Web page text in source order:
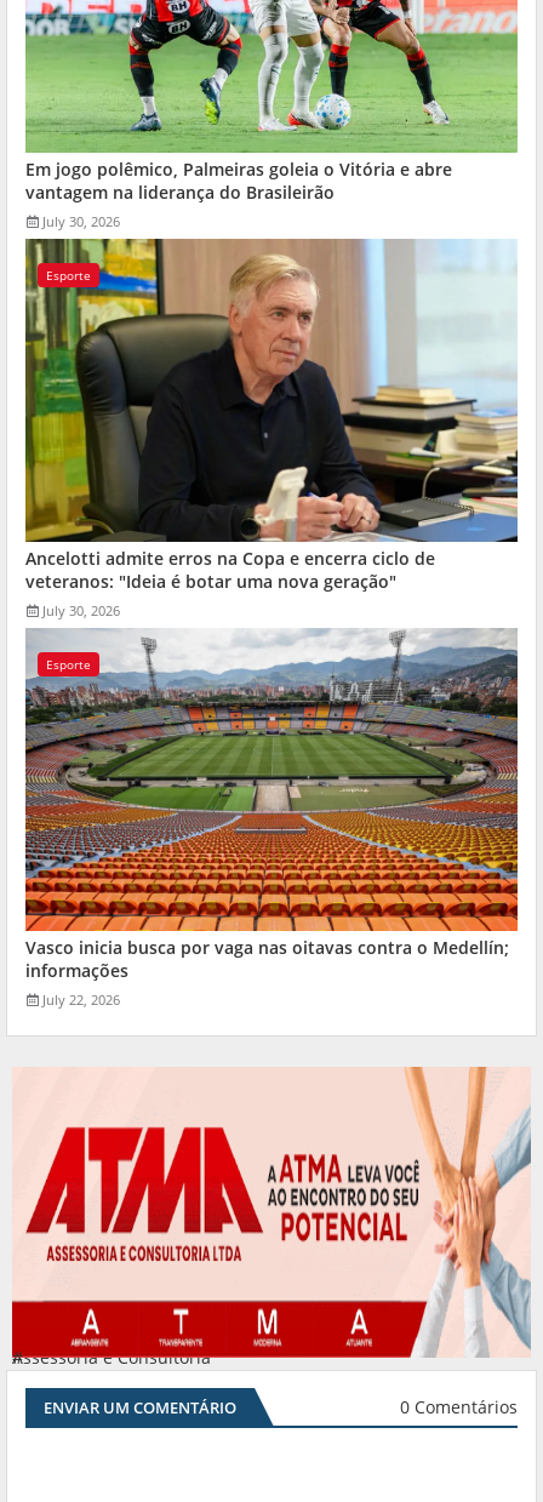
Em jogo polêmico, Palmeiras goleia o Vitória e abre
vantagem na liderança do Brasileirão
July 30, 2026
Esporte
Ancelotti admite erros na Copa e encerra ciclo de
veteranos: "Ideia é botar uma nova geração"
July 30, 2026
Esporte
Vasco inicia busca por vaga nas oitavas contra o Medellín;
informações
July 22, 2026
Assessoria e Consultoria
#
ENVIAR UM COMENTÁRIO 0 Comentários